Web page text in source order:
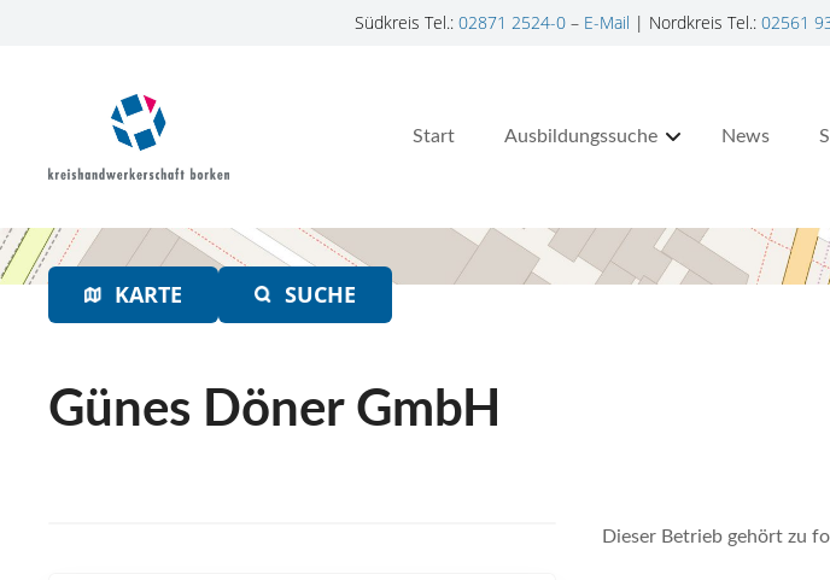
Südkreis Tel.: 02871 2524-0– E-Mail | Nordkreis Tel.: 02561
a
t
Start Ausbildungssuche News
KARTE SUCHE
Günes Döner GmbH
Dieser Betrieb gehört zu